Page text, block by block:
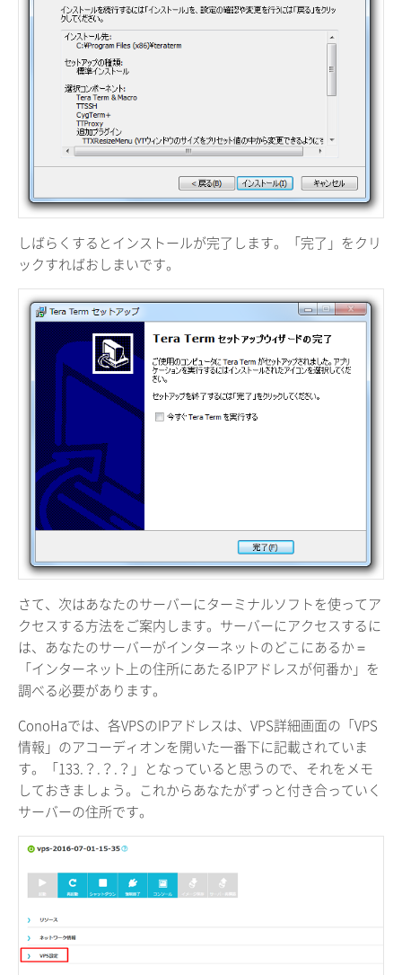
しばらくするとインストールが完了します。「完了」をクリ
ックすればおしまいです。
さて、次はあなたのサーバーにターミナルソフトを使ってア
クセスする方法をご案内します。サーバーにアクセスするに
は、あなたのサーバーがインターネットのどこにあるか＝
「インターネット上の住所にあたるIPアドレスが何番か」を
調べる必要があります。
ConoHaでは、各VPSのIPアドレスは、VPS詳細画面の「VPS
情報」のアコーディオンを開いた一番下に記載されていま
す。「133.？.？.？」となっていると思うので、それをメモ
しておきましょう。これからあなたがずっと付き合っていく
サーバーの住所です。